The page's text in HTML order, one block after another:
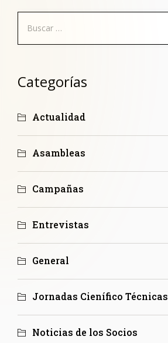
Categorías
Actualidad
Asambleas
Campañas
Entrevistas
General
Jornadas Cienífico Técnicas
Noticias de los Socios